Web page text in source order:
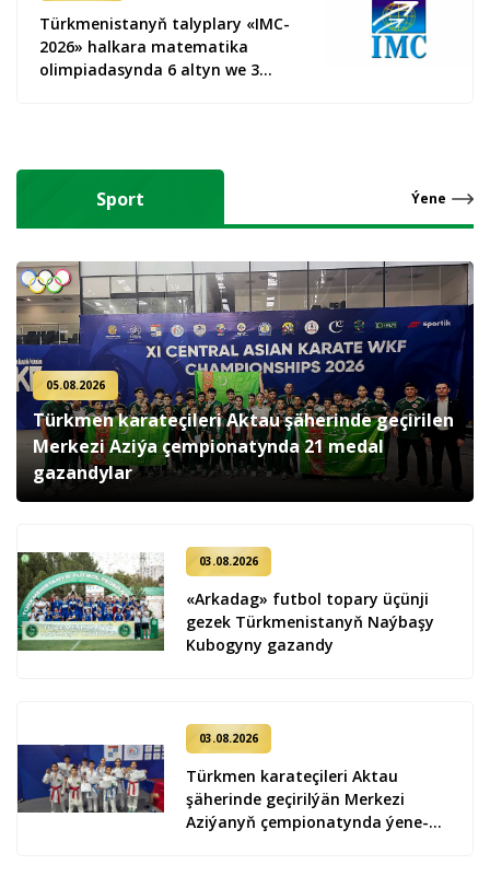
Türkmenistanyň talyplary «IMC-
2026» halkara matematika
olimpiadasynda 6 altyn we 3
Sport Ýene
05.08.2026
Türkmen karateçileri Aktau şäherinde geçirilen
Merkezi Aziýa çempionatynda 21 medal
gazandylar
03.08.2026
«Arkadag» futbol topary üçünji
gezek Türkmenistanyň Naýbaşy
Kubogyny gazandy
03.08.2026
Türkmen karateçileri Aktau
şäherinde geçirilýän Merkezi
Aziýanyň çempionatynda ýene-de